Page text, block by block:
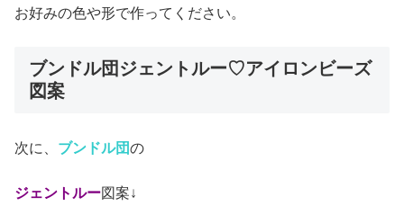
お好みの色や形で作ってください。
ブンドル団ジェントルー♡アイロンビーズ
図案
次に、 ブンドル団の
ジェントルー図案↓